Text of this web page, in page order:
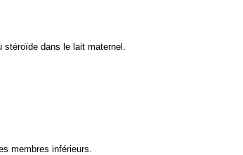
dans le lait maternel.
membres inférieurs.